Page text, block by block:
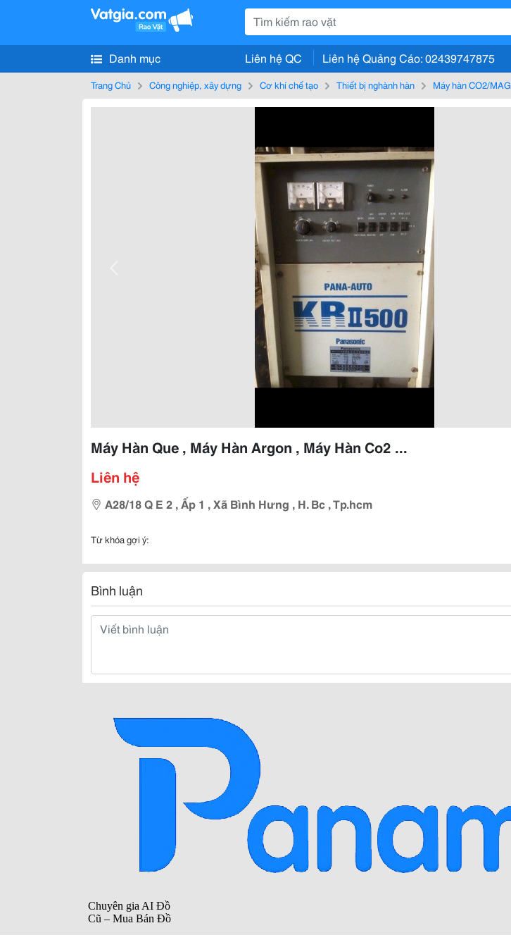
Danh mục Liên hệ QC Liên hệ Quảng Cáo: 02439747875
Trang Chủ Công nghiệp, xây dựng Cơ khí chế tạo Thiết bị nghành hàn Máy hàn CO2/MAG
Máy Hàn Que , Máy Hàn Argon , Máy Hàn Co2 ...
Liên hệ
A28/18 Q E 2 , Ấp 1 , Xã Bình Hưng , H. Bc , Tp.hcm
Từ khóa gợi ý:
Bình luận